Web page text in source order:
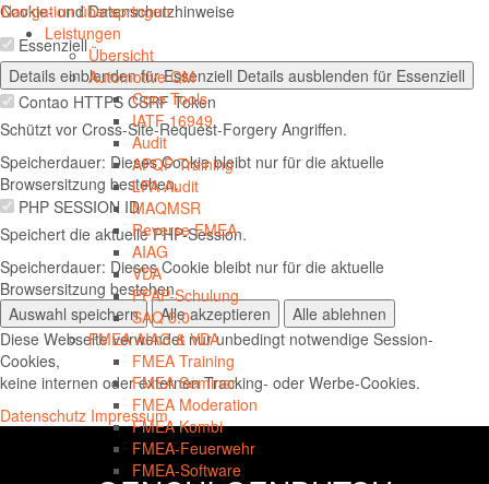
Cookie- und Datenschutzhinweise
Essenziell
Details einblendenfür Essenziell Details ausblenden für Essenziell
Contao HTTPS CSRF Token
Schützt vor Cross-Site-Request-Forgery Angriffen.
Speicherdauer: Dieses Cookie bleibt nur für die aktuelle
Browsersitzung bestehen.
PHP SESSION ID
Speichert die aktuelle PHP-Session.
Speicherdauer: Dieses Cookie bleibt nur für die aktuelle
Browsersitzung bestehen.
Auswahl speichern
Alle akzeptieren
Alle ablehnen
Diese Webseite verwendet nur unbedingt notwendige Session-
Cookies,
keine internen oder externen Tracking- oder Werbe-Cookies.
Datenschutz Impressum
Navigation überspringen
Leistungen
Übersicht
Automotive QM
Core Tools
IATF 16949
Audit
APQP Training
LPA Audit
MAQMSR
Reverse FMEA
AIAG
VDA
PPAP-Schulung
SAQ 5.0
FMEA AIAG & VDA
FMEA Training
FMEA Seminar
FMEA Moderation
FMEA Kombi
FMEA-Feuerwehr
FMEA-Software